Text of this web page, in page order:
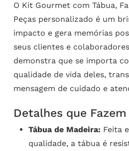
O Kit Gourmet com Tábua,
Peças personalizado é um
impacto e gera memórias
seus clientes e
demonstra que se importa
qualidade de vida deles,
mensagem de cuidado e
Detalhes que
Tábua de Madeira: Feita
qualidade, a tábua é